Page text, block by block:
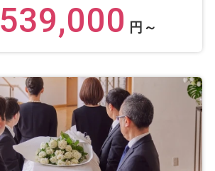
539,000 円～